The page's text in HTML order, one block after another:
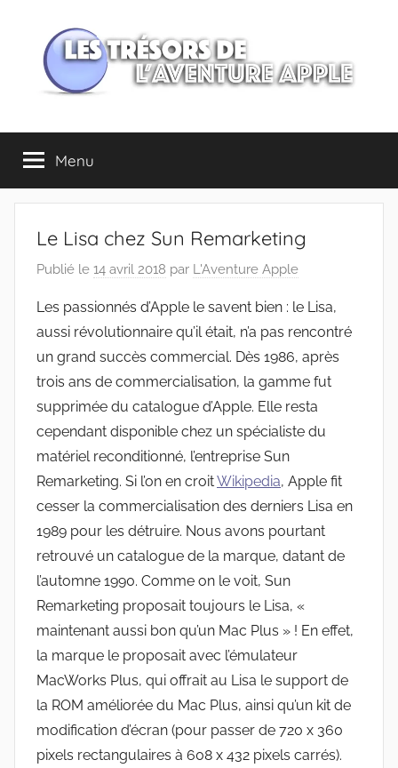
contenu
Les
trésors
de
l'Aventure
Apple
Menu
Le Lisa chez Sun Remarketing
Publié le 14 avril 2018 par L'Aventure Apple
Les passionnés d’Apple le savent bien : le Lisa,
aussi révolutionnaire qu’il était, n’a pas rencontré
un grand succès commercial. Dès 1986, après
trois ans de commercialisation, la gamme fut
supprimée du catalogue d’Apple. Elle resta
cependant disponible chez un spécialiste du
matériel reconditionné, l’entreprise Sun
Remarketing. Si l’on en croitWikipedia, Apple fit
cesser la commercialisation des derniers Lisa en
1989 pour les détruire. Nous avons pourtant
retrouvé un catalogue de la marque, datant de
l’automne 1990. Comme on le voit, Sun
Remarketing proposait toujours le Lisa, «
maintenant aussi bon qu’un Mac Plus » ! En effet,
la marque le proposait avec l’émulateur
MacWorks Plus, qui offrait au Lisa le support de
la ROM améliorée du Mac Plus, ainsi qu’un kit de
modification d’écran (pour passer de 720 x 360
pixels rectangulaires à 608 x 432 pixels carrés).